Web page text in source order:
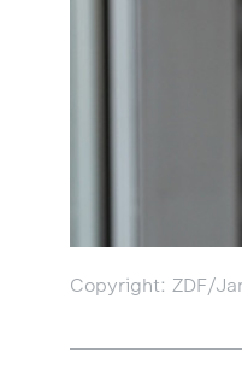
Copyright: ZDF/